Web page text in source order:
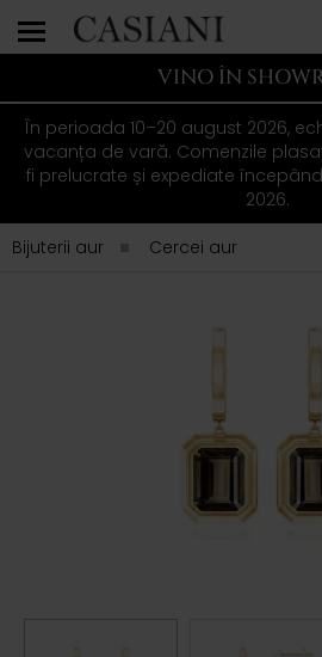
VINO ÎN
În perioada 10–20 august 2026,
vacanța de vară. Comenzile
fi prelucrate și expediate
2026.
Bijuterii aur
Cercei aur